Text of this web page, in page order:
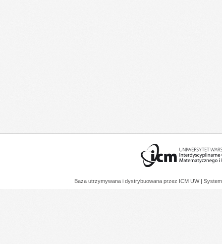
Baza utrzymywana i dystrybuowana przez ICM UW |